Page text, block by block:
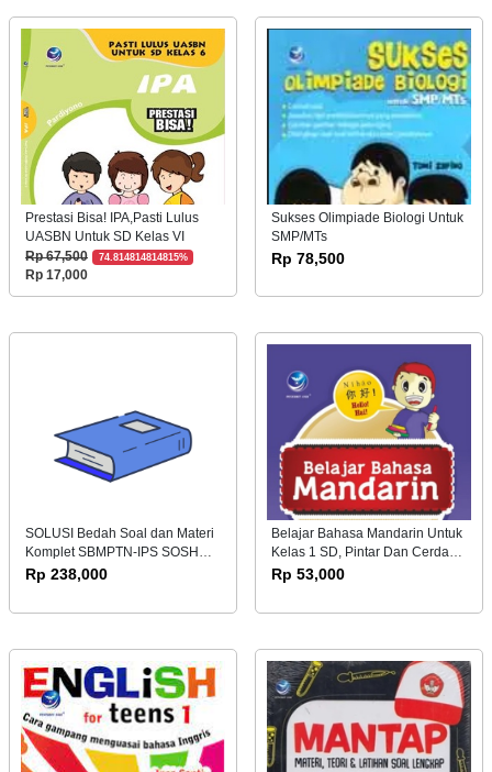
Prestasi Bisa! IPA,Pasti Lulus
UASBN Untuk SD Kelas VI
Rp 67,500
74.814814814815%
Rp 17,000
Sukses Olimpiade Biologi Untuk
SMP/MTs
Rp 78,500
SOLUSI Bedah Soal dan Materi
Komplet SBMPTN-IPS SOSHUM
2019
Rp 238,000
Belajar Bahasa Mandarin Untuk
Kelas 1 SD, Pintar Dan Cerdas
Dengan Panduan 3 Bahasa (Ed.
Rp 53,000